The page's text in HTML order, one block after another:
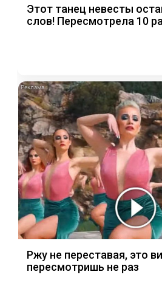
Этот танец невесты
слов! Пересмотрела 10
Ржу не переставая, это
пересмотришь не раз